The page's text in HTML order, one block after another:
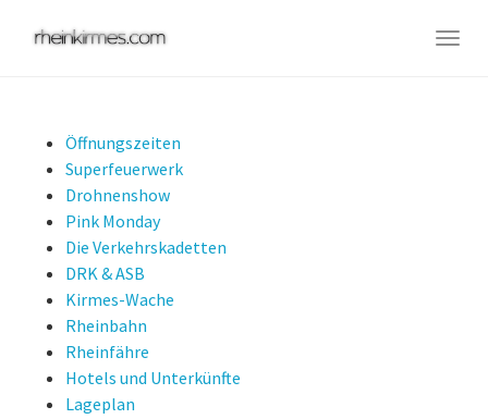
Öffnungszeiten
Superfeuerwerk
Drohnenshow
Pink Monday
Die Verkehrskadetten
DRK & ASB
Kirmes-Wache
Rheinbahn
Rheinfähre
Hotels und Unterkünfte
Lageplan